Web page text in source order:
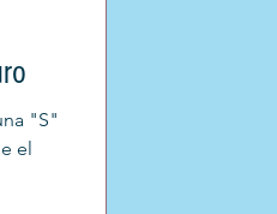
"S"
el